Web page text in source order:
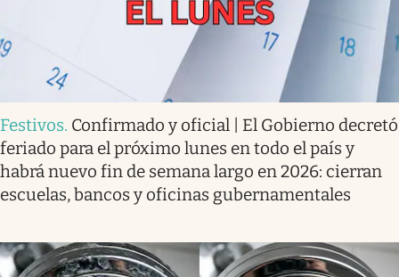
Festivos. Confirmado y oficial | El Gobierno decretó
feriado para el próximo lunes en todo el país y
habrá nuevo fin de semana largo en 2026: cierran
escuelas, bancos y oficinas gubernamentales